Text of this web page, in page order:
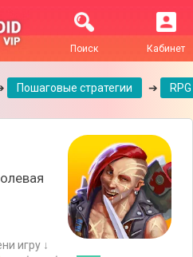
Кабинет
Поиск
Пошаговые стратегии ➔ RPG
игру ↓